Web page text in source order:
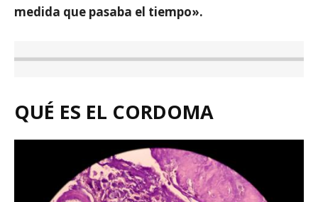
medida que pasaba el tiempo».
QUÉ ES EL CORDOMA